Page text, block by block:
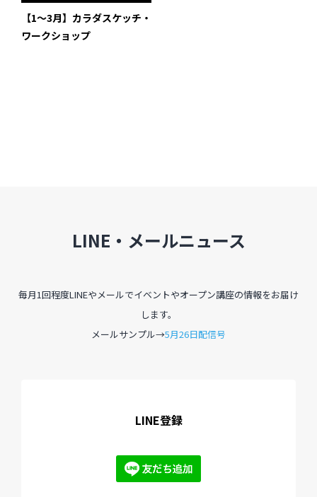
過去の展覧会
【1〜3月】カラダスケッチ・
ワークショップ
LINE・メールニュース
毎月1回程度LINEやメールでイベントやオープン講座の情報をお届け
します。
メールサンプル→5月26日配信号
LINE登録